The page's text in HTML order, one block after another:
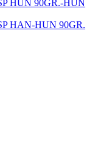
HUN 90GR.-HUN
HAN-HUN 90GR.